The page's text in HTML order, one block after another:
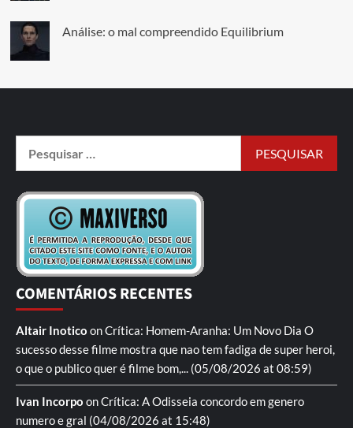
Análise: o mal compreendido Equilibrium
COMENTÁRIOS RECENTES
Altair Inotico onCrítica: Homem-Aranha: Um Novo Dia O
sucesso desse filme mostra que nao tem fadiga de super heroi,
o que o publico quer é filme bom,... (05/08/2026 at 08:59)
Ivan Incorpo onCrítica: A Odisseia concordo em genero
numero e gral (04/08/2026 at 15:48)